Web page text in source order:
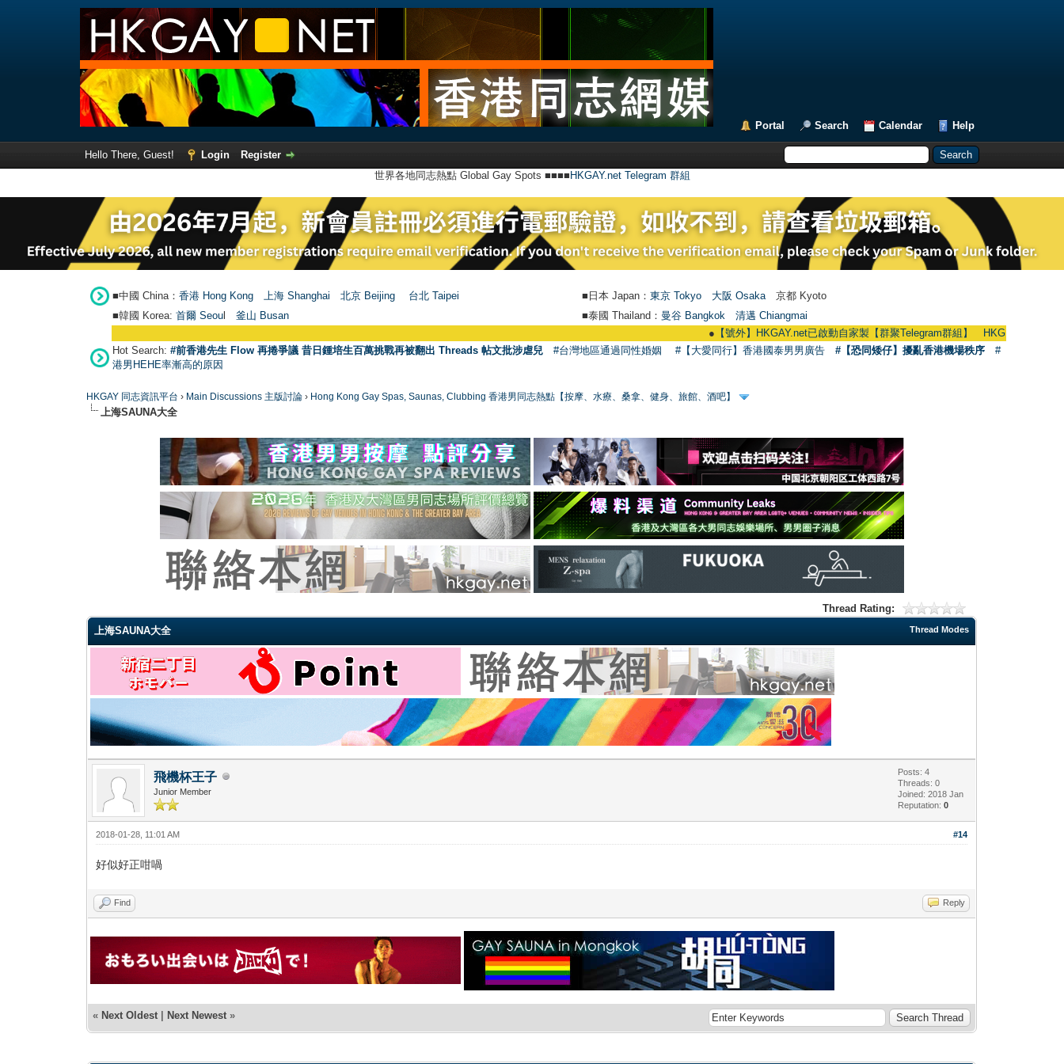
Portal Search Calendar Help
Hello There, Guest! Login
Register
世界各地同志熱點 Global Gay Spots ■■■■ HKGAY.net Telegram 群組
■中國 China： 香港 Hong Kong 上海 Shanghai 北京 Beijing 台北 Taipei ■日本 Japan： 東京 Tokyo 大阪 Osaka 京都 Kyoto
■韓國 Korea: 首爾 Seou 釜山 Busan ■泰國 Thailand： 曼谷 Bangkok
清邁 Chiangmai
【號外】HKGAY.net已啟動自家製【群聚Telegram群組】 HKGAY.net has
Hot Search: #前香港先生 Flow 再捲爭議 昔日鍾培生百萬挑戰再被翻出 Threads 帖文批涉虐兒 #台灣地區通過同性婚姻 #【大愛同行】香港國泰男男廣告 #【恐同矮仔】擾亂香港機場秩序
#
港男HEHE率漸高的原因
HKGAY 同志資訊平台 › Main Discussions 主版討論 › Hong Kong Gay Spas, Saunas, Clubbing 香港男同志熱點【按摩、水療、桑拿、健身、旅館、酒吧】
上海SAUNA大全
Thread Rating:
Thread Modes
上海SAUNA大全
飛機杯王子
Junior Member
Posts: 4
Threads: 0
Joined: 2018 Jan
Reputation:0
#14
2018-01-28, 11:01 AM
好似好正咁喎
Find Reply
« Next Oldest | Next Newest »